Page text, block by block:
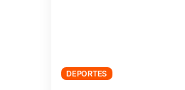
DEPORTES